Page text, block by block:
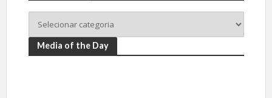
Media of the Day